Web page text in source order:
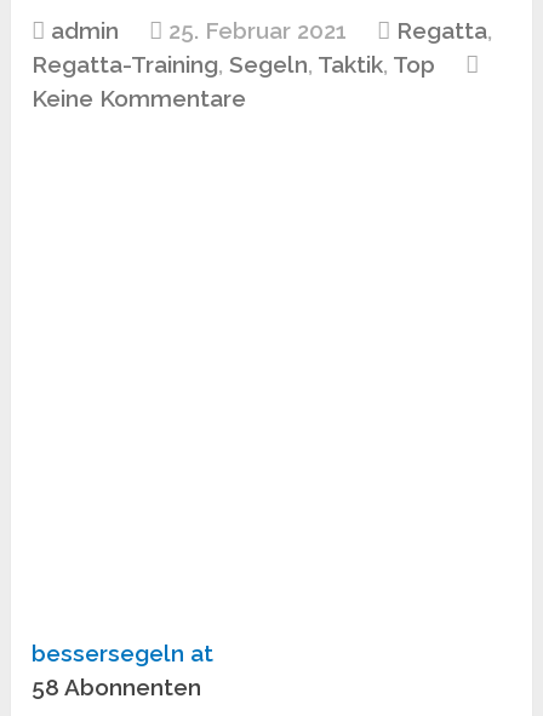
admin 25. Februar 2021 Regatta,
Regatta-Training,Segeln, Taktik, Top
Keine Kommentare
bessersegeln at
58 Abonnenten